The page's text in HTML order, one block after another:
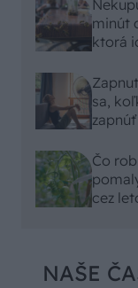
minút
ktorá
sa,
Čo
cez
NAŠE